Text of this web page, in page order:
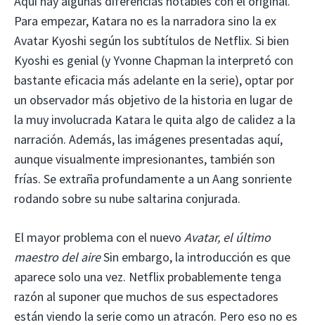
Para empezar, Katara no es la narradora sino la ex
Avatar Kyoshi según los subtítulos de Netflix. Si bien
Kyoshi es genial (y Yvonne Chapman la interpretó con
bastante eficacia más adelante en la serie), optar por
un observador más objetivo de la historia en lugar de
la muy involucrada Katara le quita algo de calidez a la
narración. Además, las imágenes presentadas aquí,
aunque visualmente impresionantes, también son
frías. Se extraña profundamente a un Aang sonriente
rodando sobre su nube saltarina conjurada.
El mayor problema con el nuevo Avatar, el último
maestro del aireSin embargo, la introducción es que
aparece solo una vez. Netflix probablemente tenga
razón al suponer que muchos de sus espectadores
están viendo la serie como un atracón. Pero eso no es